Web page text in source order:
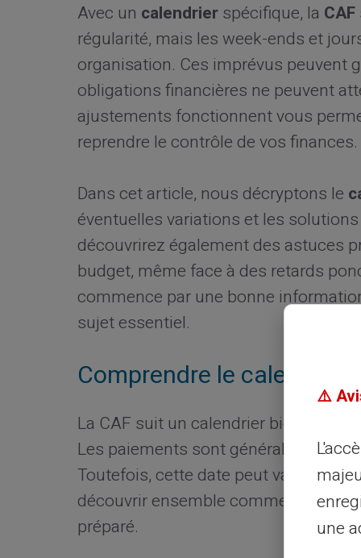
Avec un calendrierspécifique, la CAF
régularité, mais les week-ends et
organisation. Ces imprévus peuvent
obligations financières ne peuvent
ajustements fonctionnent vous
reprendre le contrôle de vos finances.
Dans cet article, nous décryptons le
éventuelles variations et les
découvrirez également des astuces
budget, même face à des retards
commence par une bonne
sujet essentiel.
Comprendre le calendrier
La CAF suit un calendrier bien précis
Les paiements sont généralement
Toutefois, cette date peut varier
découvrir ensemble comment cela
préparé.
⚠️
une